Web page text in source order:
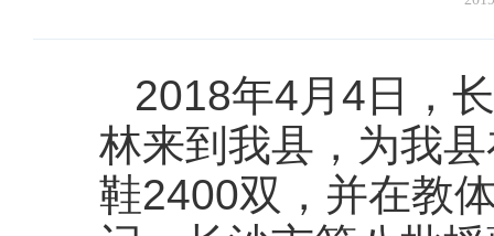
2018年4月4日，
林来到我县，为我
鞋2400双，并在教